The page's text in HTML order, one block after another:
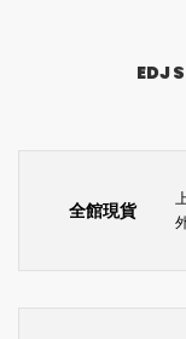
EDJ
全館現貨